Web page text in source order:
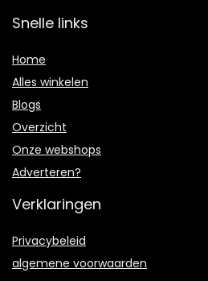
Snelle links
Home
Alles winkelen
Blogs
Overzicht
Onze webshops
Adverteren?
Verklaringen
Privacybeleid
algemene voorwaarden